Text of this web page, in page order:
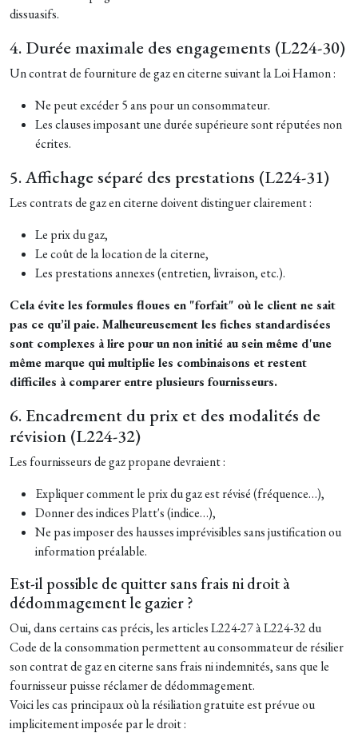
dissuasifs.
4. Durée maximale des engagements (L224-30)
Un contrat de fourniture de gaz en citerne suivant la Loi Hamon :
Ne peut excéder 5 ans pour un consommateur.
Les clauses imposant une durée supérieure sont réputées non
écrites.
5. Affichage séparé des prestations (L224-31)
Les contrats de gaz en citerne doivent distinguer clairement :
Le prix du gaz,
Le coût de la location de la citerne,
Les prestations annexes (entretien, livraison, etc.).
Cela évite les formules floues en "forfait" où le client ne sait
pas ce qu’il paie. Malheureusement les fiches standardisées
sont complexes à lire pour un non initié au sein même d'une
même marque qui multiplie les combinaisons et restent
difficiles à comparer entre plusieurs fournisseurs.
6. Encadrement du prix et des modalités de
révision (L224-32)
Les fournisseurs de gaz propane devraient :
Expliquer comment le prix du gaz est révisé (fréquence…),
Donner des indices Platt's(indice…),
Ne pas imposer des hausses imprévisibles sans justification ou
information préalable.
Est-il possible de quitter sans frais ni droit à
dédommagement le gazier ?
Oui, dans certains cas précis, les articles L224-27 à L224-32 du
Code de la consommation permettent au consommateur de résilier
son contrat de gaz en citerne sans frais ni indemnités, sans que le
fournisseur puisse réclamer de dédommagement.
Voici les cas principaux où la résiliation gratuite est prévue ou
implicitement imposée par le droit :